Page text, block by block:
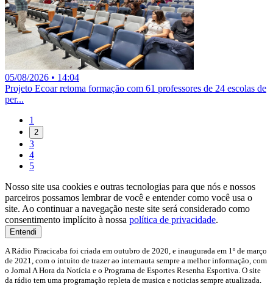
05/08/2026 • 14:04
Projeto Ecoar retoma formação com 61 professores de 24 escolas de
per...
1
2
3
4
5
Nosso site usa cookies e outras tecnologias para que nós e nossos
parceiros possamos lembrar de você e entender como você usa o
site. Ao continuar a navegação neste site será considerado como
consentimento implícito à nossa política de privacidade.
Entendi
A Rádio Piracicaba foi criada em outubro de 2020, e inaugurada em 1º de março
de 2021, com o intuito de trazer ao internauta sempre a melhor informação, com
o Jornal A Hora da Notícia e o Programa de Esportes Resenha Esportiva. O site
da rádio tem uma programação repleta de musica e noticias sempre atualizada.